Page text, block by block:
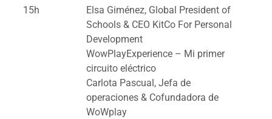
15h
Elsa Giménez, Global President of
Schools & CEO KitCo For Personal
Development​​
WowPlayExperience – Mi primer
circuito eléctrico
Carlota Pascual, Jefa de
operaciones & Cofundadora de
WoWplay